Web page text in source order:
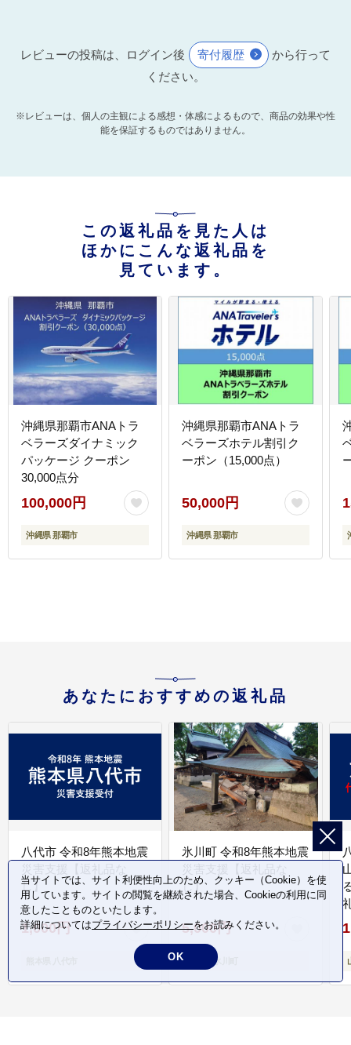
レビューの投稿は、ログイン後 寄付履歴
から行って
ください。
※レビューは、個人の主観による感想・体感によるもので、商品の効果や性
能を保証するものではありません。
この返礼品を見た人は
ほかにこんな返礼品を
見ています。
沖縄県那覇市ANAトラ
ベラーズダイナミック
パッケージ クーポン
30,000点分
100,000円
沖縄県 那覇市
沖縄県那覇市ANAトラ
ベラーズホテル割引ク
ーポン（15,000点）
50,000円
沖縄県 那覇市
あなたにおすすめの返礼品
八代市 令和8年熊本地震
災害支援【返礼品な
し】
1,000円
氷川町 令和8年熊本地震
災害支援【返礼品な
し】
5,000円
熊本県 氷川町
当サイトでは、サイト利便性向上のため、クッキー（Cookie）を使
用しています。サイトの閲覧を継続された場合、Cookieの利用に同
意したことものといたします。
詳細についてはプライバシーポリシーをお読みください。
OK